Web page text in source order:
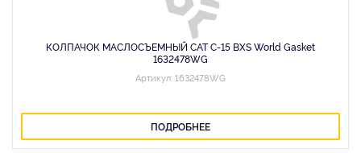
КОЛПАЧОК МАСЛОСЪЕМНЫЙ CAT C-15 BXS World Gasket
1632478WG
Артикул: 1632478WG
ПОДРОБНЕЕ